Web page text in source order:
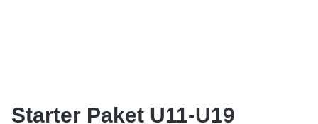
Starter Paket U11-U19